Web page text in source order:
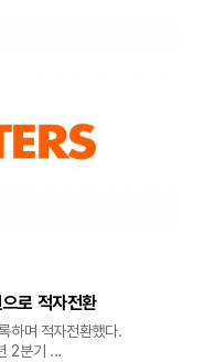
로 적자전환
하며 적자전환했다.
2분기 ...